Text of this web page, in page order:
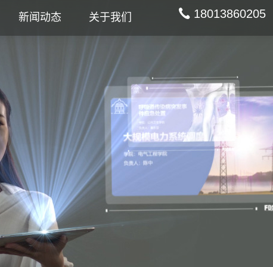
新闻动态 关于我们 18013860205